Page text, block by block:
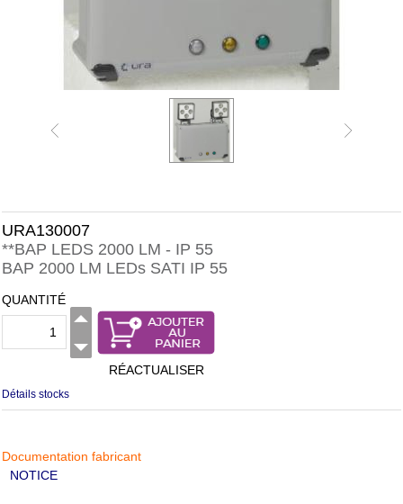
URA130007
**BAP LEDS 2000 LM - IP 55
BAP 2000 LM LEDs SATI IP 55
QUANTITÉ
RÉACTUALISER
Détails stocks
Documentation fabricant
NOTICE